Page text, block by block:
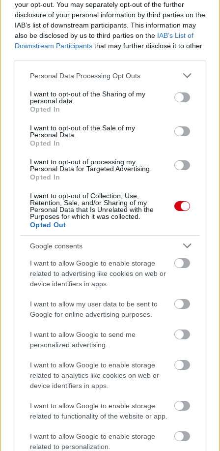
your opt-out. You may separately opt-out of the further
disclosure of your personal information by third parties on the
IAB’s list of downstream participants. This information may
also be disclosed by us to third parties on the IAB’s List of
Downstream Participants that may further disclose it to other
Please note that this website/app uses one or more Google
not limited to your visit or usage behaviour. You may click to
grant or deny consent to Google and its third-party tags to
use your data for below specified purposes in below Google
consent section.
Personal Data Processing Opt Outs
I want to opt-out of the Sharing of my
personal data.
Opted In
I want to opt-out of the Sale of my
Personal Data.
Opted In
I want to opt-out of processing my
Personal Data for Targeted Advertising.
Opted In
I want to opt-out of Collection, Use,
Retention, Sale, and/or Sharing of my
Personal Data that Is Unrelated with the
Purposes for which it was collected.
Opted Out
Google consents
I want to allow Google to enable storage
related to advertising like cookies on web or
device identifiers in apps.
I want to allow my user data to be sent to
Google for online advertising purposes.
I want to allow Google to send me
personalized advertising.
I want to allow Google to enable storage
related to analytics like cookies on web or
device identifiers in apps.
I want to allow Google to enable storage
related to functionality of the website or app.
I want to allow Google to enable storage
related to personalization.
Meccs Center
Paris Saint-Germain
Manchester United
Felkészülési szezon 4. mérkőzés
Nya Ullevi, Göteborg
2026-08-08 17:00
0 nap 23 óra 31 perc 52 másodperc
AC MilanvsManchester United
ELŐZŐ MÉRKŐZÉSEK
Támogatás
Támogasd adományoddal
a ManUtdFanatics.hu működését!